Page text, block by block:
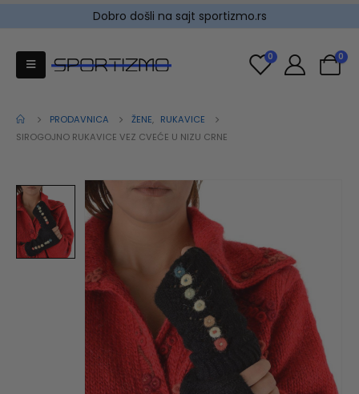
Dobro došli na sajt sportizmo.rs
0 0
PRODAVNICA ŽENE, RUKAVICE
SIROGOJNO RUKAVICE VEZ CVEĆE U NIZU CRNE